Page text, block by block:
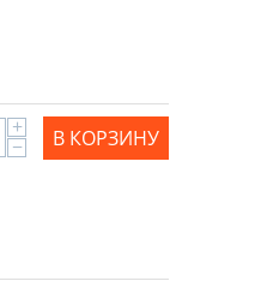
+
− В КОРЗИНУ